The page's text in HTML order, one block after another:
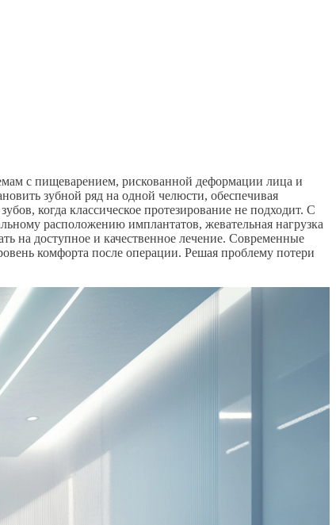
с пищеварением, рискованной деформации лица и
зубной ряд на одной челюсти, обеспечивая
когда классическое протезирование не подходит. С
расположению имплантатов, жевательная нагрузка
на доступное и качественное лечение. Современные
комфорта после операции. Решая проблему потери